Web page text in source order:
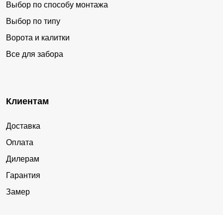
Выбор по способу монтажа
Выбор по типу
Ворота и калитки
Все для забора
Клиентам
Доставка
Оплата
Дилерам
Гарантия
Замер